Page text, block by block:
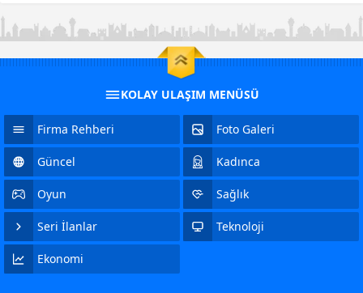
KOLAY ULAŞIM MENÜSÜ
Firma Rehberi Foto Galeri
Güncel Kadınca
Oyun Sağlık
Seri İlanlar Teknoloji
Ekonomi